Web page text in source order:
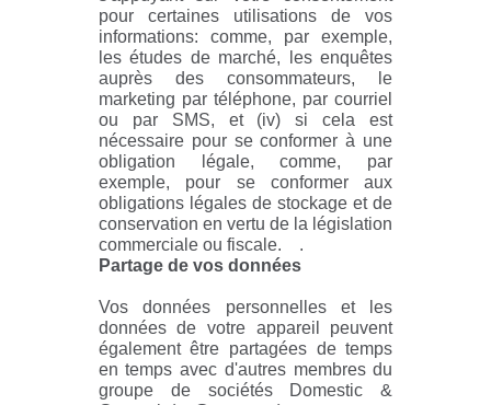
pour certaines utilisations de vos
informations: comme, par exemple,
les études de marché, les enquêtes
auprès des consommateurs, le
marketing par téléphone, par courriel
ou par SMS, et (iv) si cela est
nécessaire pour se conformer à une
obligation légale, comme, par
exemple, pour se conformer aux
obligations légales de stockage et de
conservation en vertu de la législation
commerciale ou fiscale. .
Partage de vos données
Vos données personnelles et les
données de votre appareil peuvent
également être partagées de temps
en temps avec d'autres membres du
groupe de sociétés Domestic &